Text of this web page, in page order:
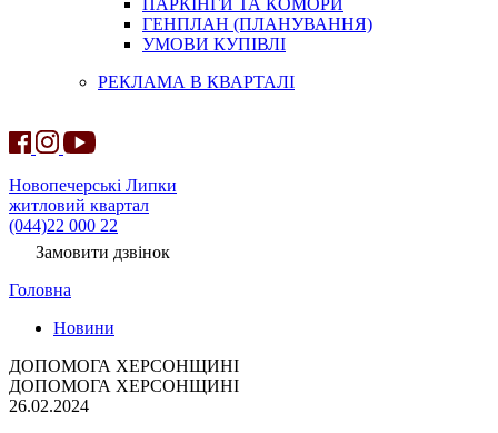
ПАРКІНГИ ТА КОМОРИ
ГЕНПЛАН (ПЛАНУВАННЯ)
УМОВИ КУПІВЛІ
РЕКЛАМА В КВАРТАЛІ
Новопечерські Липки
житловий квартал
(044)22 000 22
Замовити дзвінок
Головна
Новини
ДОПОМОГА ХЕРСОНЩИНІ
ДОПОМОГА ХЕРСОНЩИНІ
26.02.2024